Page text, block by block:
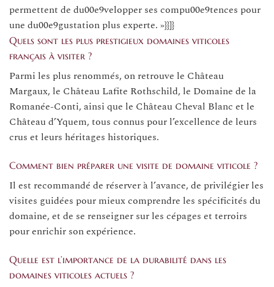
permettent de du00e9velopper ses compu00e9tences pour
une du00e9gustation plus experte. »}}]}
Quels sont les plus prestigieux domaines viticoles
français à visiter ?
Parmi les plus renommés, on retrouve le Château
Margaux, le Château Lafite Rothschild, le Domaine de la
Romanée-Conti, ainsi que le Château Cheval Blanc et le
Château d’Yquem, tous connus pour l’excellence de leurs
crus et leurs héritages historiques.
Comment bien préparer une visite de domaine viticole ?
Il est recommandé de réserver à l’avance, de privilégier les
visites guidées pour mieux comprendre les spécificités du
domaine, et de se renseigner sur les cépages et terroirs
pour enrichir son expérience.
Quelle est l’importance de la durabilité dans les
domaines viticoles actuels ?